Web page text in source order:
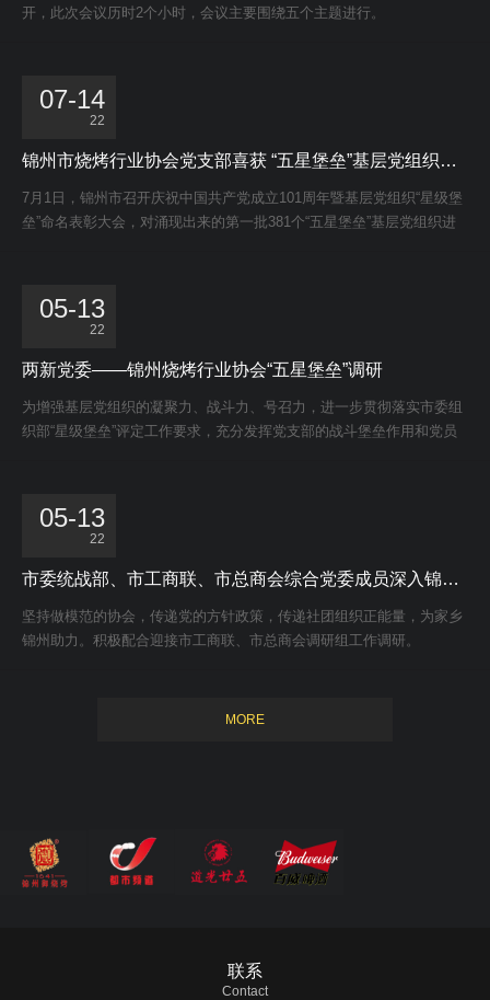
开，此次会议历时2个小时，会议主要围绕五个主题进行。
07-14
22
锦州市烧烤行业协会党支部喜获 “五星堡垒”基层党组织荣誉称号
7月1日，锦州市召开庆祝中国共产党成立101周年暨基层党组织“星级堡
垒”命名表彰大会，对涌现出来的第一批381个“五星堡垒”基层党组织进
05-13
22
两新党委——锦州烧烤行业协会“五星堡垒”调研
为增强基层党组织的凝聚力、战斗力、号召力，进一步贯彻落实市委组
织部“星级堡垒”评定工作要求，充分发挥党支部的战斗堡垒作用和党员
协会党支部党建及“五星堡垒”工作进行调研。
05-13
22
市委统战部、市工商联、市总商会综合党委成员深入锦州烧烤行业协会调研
坚持做模范的协会，传递党的方针政策，传递社团组织正能量，为家乡
锦州助力。积极配合迎接市工商联、市总商会调研组工作调研。
MORE
联系
Contact